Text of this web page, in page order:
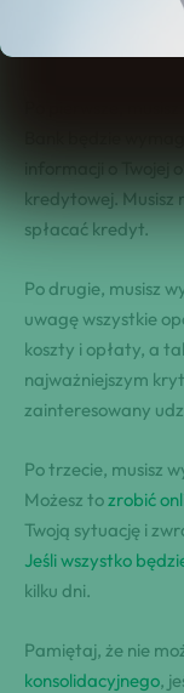
udzielenie kredytu
informacji o Twojej
kredytowej. Musisz
spłacać kredyt.
Po drugie, musisz
uwagę wszystkie
koszty i opłaty, a
najważniejszym
zainteresowany
Po trzecie, musisz
Możesz tozrobić
Twoją sytuację i
Jeśli wszystko
kilku dni.
Pamiętaj, że nie
konsolidacyjnego,